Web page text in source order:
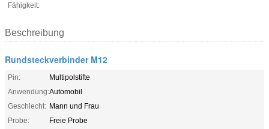
Fähigkeit:
Beschreibung
Rundsteckverbinder M12
Pin:
Multipolstifte
Anwendung:Automobil
Geschlecht: Mann und Frau
Probe:
Freie Probe